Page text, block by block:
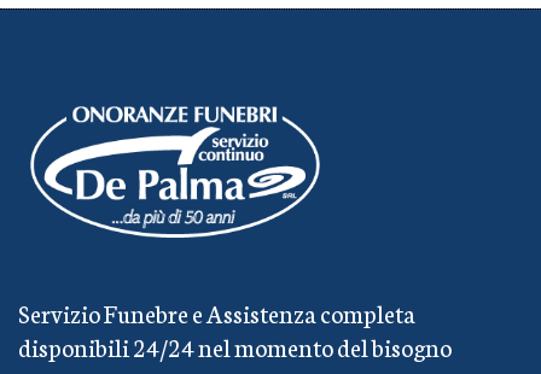
Servizio Funebre e Assistenza completa
disponibili 24/24 nel momento del bisogno